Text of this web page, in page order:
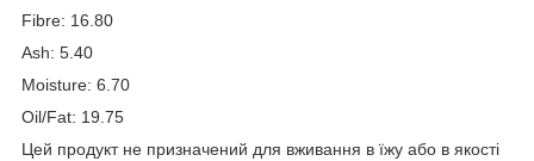
Fibre: 16.80
Ash: 5.40
Moisture: 6.70
Oil/Fat: 19.75
Цей продукт не призначений для вживання в їжу або в якості